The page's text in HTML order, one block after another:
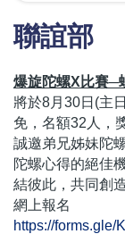
連
結
聯誼部
爆旋陀螺X比賽─
將於8月30日(主
免，名額32人，
誠邀弟兄姊妹陀
陀螺心得的絕佳
結彼此，共同創
網上報名
https://forms.gle/